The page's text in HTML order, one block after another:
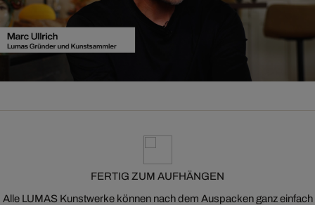
FERTIG ZUM AUFHÄNGEN
Alle LUMAS Kunstwerke können nach dem Auspacken ganz einfach